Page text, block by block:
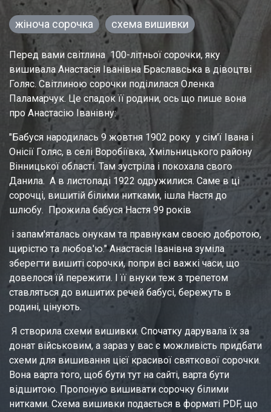
жіноча сорочка схема вишивки
Перед вами світлина  100-літньої сорочки, яку
вишивала Анастасія Іванівна Браславська в дівоцтві
Голяс. Світлиною сорочки поділилася Оленка
Паламарчук. Це спадок її родини, ось що пише вона
про Анастасію Іванівну:
"Бабуся народилась 9 жовтня 1902 року  у сім'ї Івана і
Онісії Голяс, в селі Воробіївка, Хмільницького району
Вінницької області. Там зустріла і покохала свого
Данила.  А в листопаді 1922 одружилися. Саме в ці
сорочці, вишитій білими нитками, ішла Настя до
шлюбу.  Прожила бабуся Настя 99 років
і запам'яталась онукам та правнукам своєю добротою,
щирістю та любов'ю." Анастасія Іванівна зуміла
зберегти вишиті сорочки, попри всі важкі часи, що
довелося їй пережити. І її внуки теж з трепетом
ставляться до вишитих речей бабусі, бережуть в
родині, цінують.
Я створила схеми вишивки. Спочатку дарувала їх за
донат військовим, а зараз у вас є можливість придбати
схеми для вишивання цієї красивої святкової сорочки.
Вона варта того, щоб бути тут на сайті, варта бути
відшитою. Пропоную вишивати сорочку білими
нитками. Схема вишивки подається в форматі PDF, що